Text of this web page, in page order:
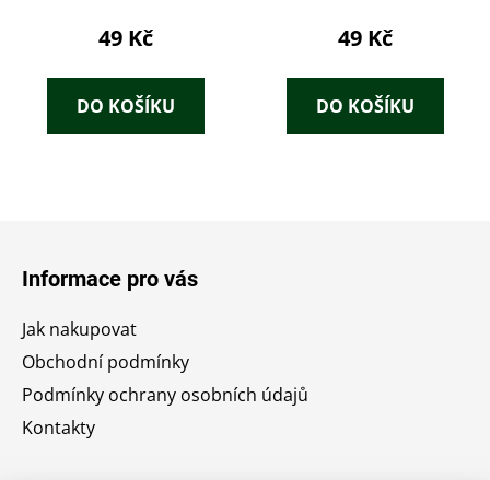
49 Kč
DO KOŠÍKU
49 Kč
DO KOŠÍKU
Informace pro vás
Jak nakupovat
Obchodní podmínky
Podmínky ochrany osobních údajů
Kontakty